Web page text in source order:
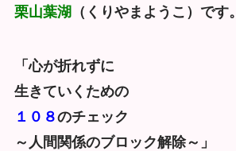
栗山葉湖 （くりやまようこ）です。
「心が折れずに
生きていくための
１０８のチェック
～人間関係のブロック解除～」